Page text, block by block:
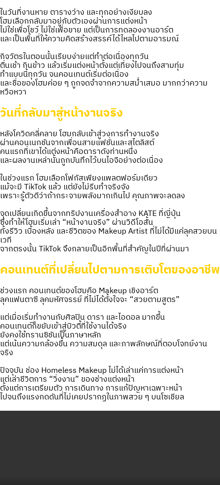
ในวันที่งานหาย ตารางว่าง และทุกอย่างเงียบลง
โฮมเลือกกลับมาอยู่กับตัวเองผ่านการแต่งหน้า
ไม่ใช่เพื่อโชว์ ไม่ใช่เพื่อขาย แต่เป็นการทดลองงานอาร์ต
และเป็นพื้นที่ให้ความคิดสร้างสรรค์ได้ไหลไปตามอารมณ์
กิจวัตรในตอนนั้นเรียบง่ายแต่ทำต่อเนื่องทุกวัน
ตื่นเช้า กินข้าว แล้วเริ่มแต่งหน้าตั้งแต่เที่ยงไปจนถึงสามทุ่ม
ทำแบบนี้ทุกวัน จนคอนเทนต์เริ่มต่อเนื่อง
และชื่อของโฮมค่อย ๆ ถูกจดจำจากความสม่ำเสมอ มากกว่าความ
หวือหวา
วันที่กลับมาสู่หน้างานจริง
หลังโควิดคลี่คลาย โฮมกลับเข้าสู่วงการทำงานจริง
ผ่านคอนเนกชันจากเพื่อนสายแฟชั่นและสไตลิสต์
คนแรกที่เขาได้แต่งหน้าคือดาราดังท่านหนึ่ง
และผลงานเหล่านั้นถูกบันทึกไว้บนไอจีอย่างต่อเนื่อง
ในช่วงแรก โฮมเลือกโฟกัสเพียงแพลตฟอร์มเดียว
แม้จะมี TikTok แล้ว แต่ยังไม่รีบทำจริงจัง
เพราะรู้ตัวดีว่าถ้ากระจายพลังมากเกินไป คุณภาพจะลดลง
จุดเปลี่ยนเกิดขึ้นจากทริปงานเครื่องสำอาง KATE ที่ญี่ปุ่น
ซึ่งทำให้โฮมเริ่มเล่า “หน้างานจริง” ผ่านวิดีโอสั้น
ทั้งรีวิว เบื้องหลัง และชีวิตของ Makeup Artist ที่ไม่ได้มีแค่ลุคสวยบน
เวที
จากตรงนั้น TikTok จึงกลายเป็นอีกพื้นที่สำคัญในปีที่ผ่านมา
คอนเทนต์ที่เปลี่ยนไปตามการเติบโตของอาชีพ
ช่วงแรก คอนเทนต์ของโฮมคือ Makeup เชิงอาร์ต
ลุคแฟนตาซี ลุคมหัศจรรย์ ที่ไม่ได้ตั้งใจจะ “สวยตามสูตร”
แต่เมื่อเริ่มทำงานกับศิลปิน ดารา และไอดอล มากขึ้น
คอนเทนต์ก็ขยับเข้าสู่บิวตี้ที่ใช้งานได้จริง
ยังคงใช้ทรานซิชันเป็นภาษาหลัก
แต่เน้นความกล้องขึ้น ความสมดุล และภาพลักษณ์ที่ตอบโจทย์งาน
จริง
ปัจจุบัน ช่อง Homeless Makeup ไม่ได้เล่าแค่การแต่งหน้า
แต่เล่าชีวิตการ “วิ่งงาน” ของช่างแต่งหน้า
ตั้งแต่การเตรียมตัว การเดินทาง การแก้ปัญหาเฉพาะหน้า
ไปจนถึงแรงกดดันที่ไม่เคยปรากฏในภาพสวย ๆ บนโซเชียล